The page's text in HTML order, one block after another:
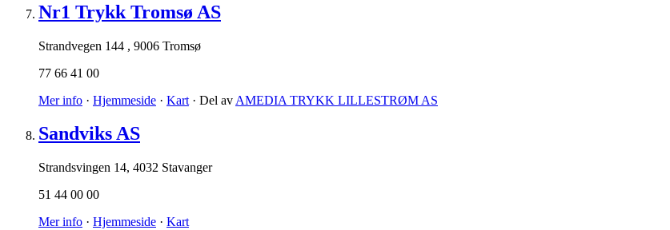
Nr1 Trykk Tromsø AS
Strandvegen 144 , 9006 Tromsø
77 66 41 00
Mer info · Hjemmeside · Kart · Del av AMEDIA TRYKK LILLESTRØM AS
Sandviks AS
Strandsvingen 14, 4032 Stavanger
51 44 00 00
Mer info · Hjemmeside · Kart